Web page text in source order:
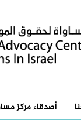
أصدقاء مركز